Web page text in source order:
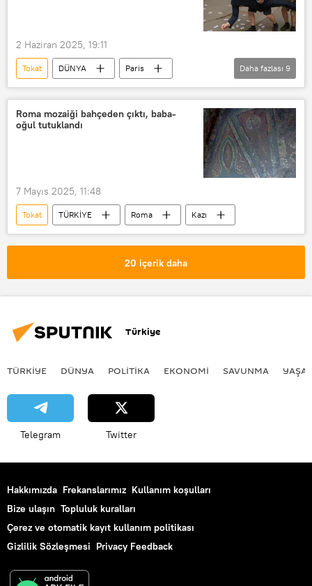
2 Haziran 2025, 19:11
Tokat DÜNYA
Paris
Fransa
Emmanuel Macron
Heykel
Balmumu heykel
heykel tecavüz
Daha fazlası 9
Roma mozaiği bahçeden çıktı, baba-
oğul tutuklandı
7 Mayıs 2025, 11:48
Tokat TÜRKİYE Roma Kazı
20 içerik daha
Türkiye
TÜRKIYE DÜNYA POLİTİKA EKONOMİ SAVUNMA
Telegram Twitter
Hakkımızda Frekanslarımız Kullanım koşulları
Bize ulaşın Topluluk kuralları
Çerez ve otomatik kayıt kullanım politikası
Gizlilik Sözleşmesi Privacy Feedback